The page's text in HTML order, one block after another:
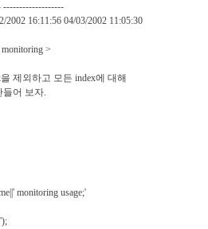
-------------------
16:11:56 04/03/2002 11:05:30
>
제외하고 모든 index에 대해
들어 보자.
monitoring usage;'